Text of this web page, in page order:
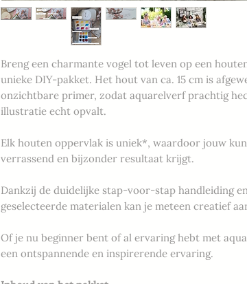
Breng een charmante vogel tot leven op een
unieke DIY-pakket. Het hout van ca. 15 cm is
onzichtbare primer, zodat aquarelverf prachtig
illustratie echt opvalt.
Elk houten oppervlak is uniek*, waardoor jouw
verrassend en bijzonder resultaat krijgt.
Dankzij de duidelijke stap-voor-stap handleiding
geselecteerde materialen kan je meteen creatief
Of je nu beginner bent of al ervaring hebt met
een ontspannende en inspirerende ervaring.